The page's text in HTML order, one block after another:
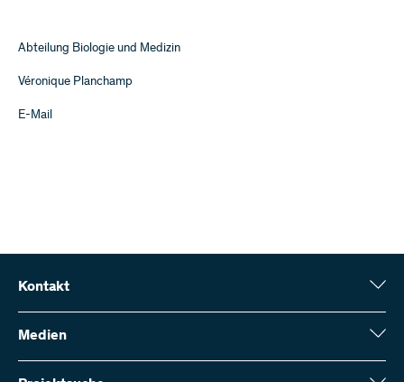
Abteilung Biologie und Medizin
Véronique Planchamp
E-Mail
Kontakt
Schweizerischer Nationalfonds (SNF)
Wildhainweg 3
Medien
Medienauskünfte